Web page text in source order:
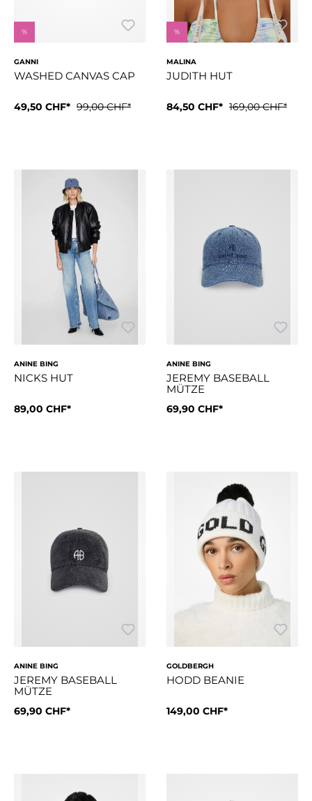
%
GANNI
WASHED CANVAS CAP
Die Kappe verfügt über einen verstellbaren Riemen auf der
49,50 CHF* 99,00 CHF*
%
MALINA
JUDITH HUT
Raffiahut mit Fransenkante
84,50 CHF* 169,00 CHF*
ANINE BING
NICKS HUT
Ein alltagstauglicher Fischerhut aus 100% regenerativem
89,00 CHF*
ANINE BING
JEREMY BASEBALL
MÜTZE
Die Jeremy-Baseballkappe
69,90 CHF*
ANINE BING
JEREMY BASEBALL
MÜTZE
69,90 CHF*
GOLDBERGH
HODD BEANIE
Style Details2x2-
149,00 CHF*